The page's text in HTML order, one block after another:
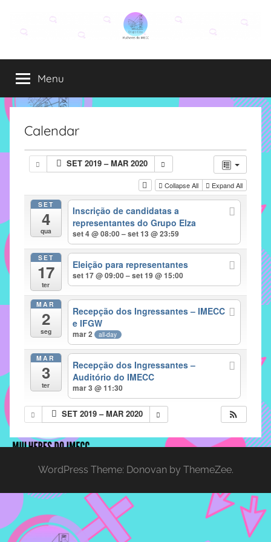
conteúdo
Grupo
Elza
Elza
é
formado
alunas,
funcionárias
IMECC
como
atribuição
implementar
mecanismos
proporcionem
fortalecimento
entre
professores
funcionários
do
IMECC,
Menu
Calendar
SET 2019 – MAR 2020
Collapse All Expand All
SET
4
qua
Inscrição de candidatas a
representantes do Grupo Elza
set 4 @ 08:00 – set 13 @ 23:59
SET
17
ter
Eleição para representantes
set 17 @ 09:00 – set 19 @ 15:00
MAR
2
seg
Recepção dos Ingressantes – IMECC
e IFGW
mar 2 all-day
MAR
3
ter
Recepção dos Ingressantes –
Auditório do IMECC
mar 3 @ 11:30
SET 2019 – MAR 2020
WordPress Theme: Donovan by ThemeZee.